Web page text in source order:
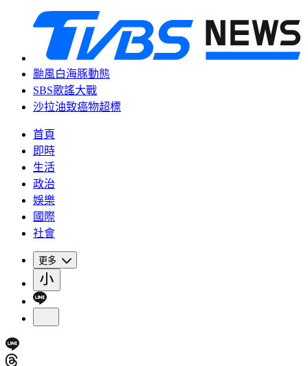
颱風白海豚動態
SBS歌謠大戰
沙拉油致癌物超標
首頁
即時
生活
政治
娛樂
國際
社會
更多